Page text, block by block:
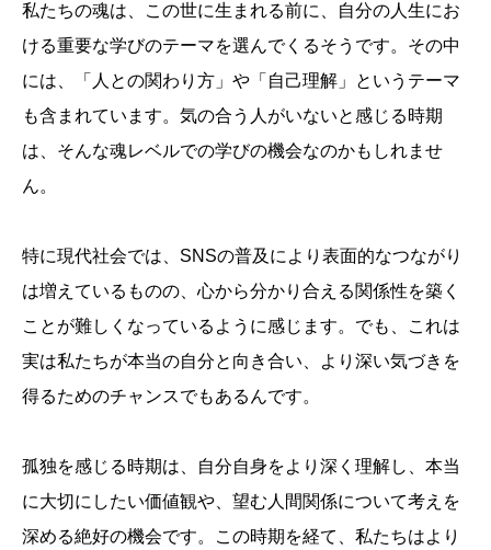
私たちの魂は、この世に生まれる前に、自分の人生にお
ける重要な学びのテーマを選んでくるそうです。その中
には、「人との関わり方」や「自己理解」というテーマ
も含まれています。気の合う人がいないと感じる時期
は、そんな魂レベルでの学びの機会なのかもしれませ
ん。
特に現代社会では、SNSの普及により表面的なつながり
は増えているものの、心から分かり合える関係性を築く
ことが難しくなっているように感じます。でも、これは
実は私たちが本当の自分と向き合い、より深い気づきを
得るためのチャンスでもあるんです。
孤独を感じる時期は、自分自身をより深く理解し、本当
に大切にしたい価値観や、望む人間関係について考えを
深める絶好の機会です。この時期を経て、私たちはより